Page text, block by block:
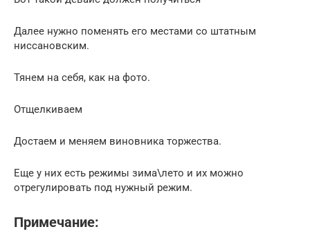
Далее нужно поменять его местами со штатным
ниссановским.
Тянем на себя, как на фото.
Отщелкиваем
Достаем и меняем виновника торжества.
Еще у них есть режимы зима\лето и их можно
отрегулировать под нужный режим.
Примечание: